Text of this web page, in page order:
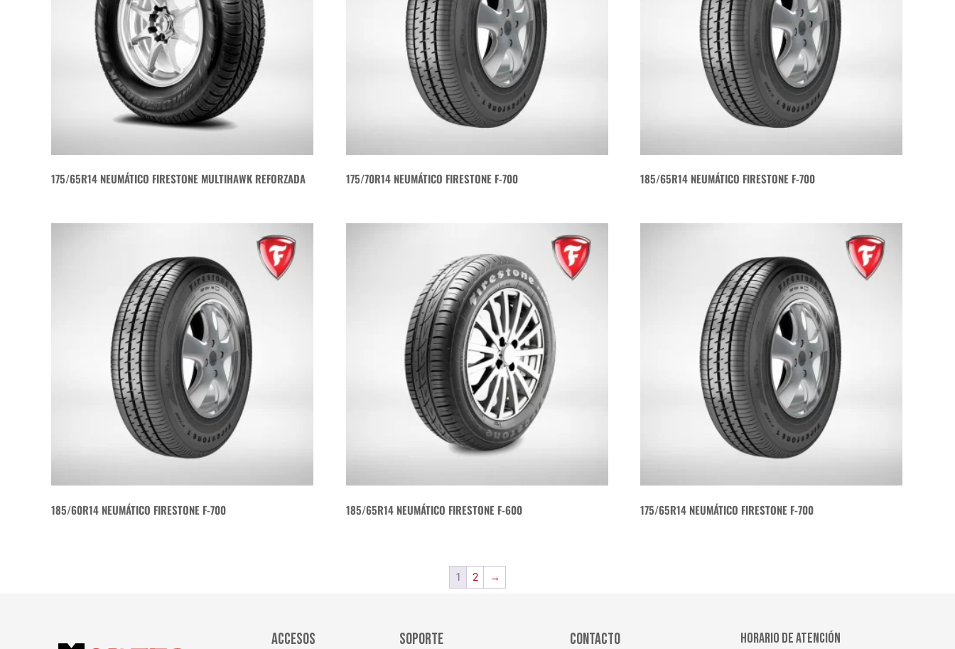
175/65R14 NEUMÁTICO FIRESTONE MULTIHAWK REFORZADA 175/70R14 NEUMÁTICO FIRESTONE F-700 185/65R14 NEUMÁTICO FIRESTONE F-700
185/60R14 NEUMÁTICO FIRESTONE F-700 185/65R14 NEUMÁTICO FIRESTONE F-600 175/65R14 NEUMÁTICO FIRESTONE F-700
1 2 →
ACCESOS SOPORTE CONTACTO HORARIO DE ATENCIÓN